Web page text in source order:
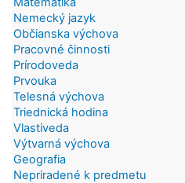
Nemecký jazyk
Občianska výchova
Pracovné činnosti
Prírodoveda
Prvouka
Telesná výchova
Triednická hodina
Vlastiveda
Výtvarná výchova
Geografia
Nepriradené k predmetu